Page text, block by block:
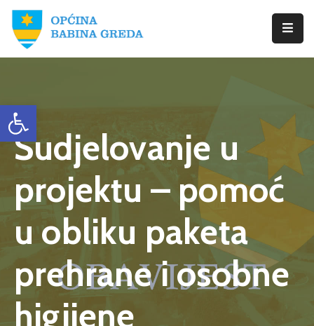
Open toolbar
Početna
Greda
Istražite
Dokumenti
Izbori
Kontaktirajte
Nas
Sudjelovanje u
projektu – pomoć
u obliku paketa
prehrane i osobne
higijene